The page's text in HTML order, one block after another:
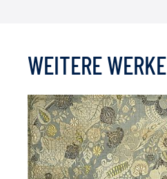
WEITERE WERKE